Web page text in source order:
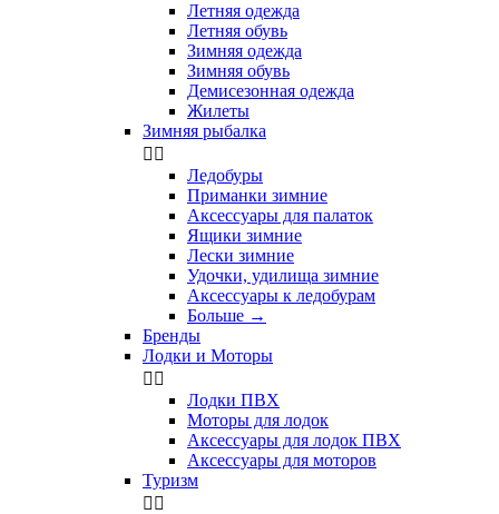
Летняя одежда
Летняя обувь
Зимняя одежда
Зимняя обувь
Демисезонная одежда
Жилеты
Зимняя рыбалка
 
Ледобуры
Приманки зимние
Аксессуары для палаток
Ящики зимние
Лески зимние
Удочки, удилища зимние
Аксессуары к ледобурам
Больше →
Бренды
Лодки и Моторы
 
Лодки ПВХ
Моторы для лодок
Аксессуары для лодок ПВХ
Аксессуары для моторов
Туризм
 